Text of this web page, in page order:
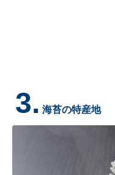
3. 海苔の特産地